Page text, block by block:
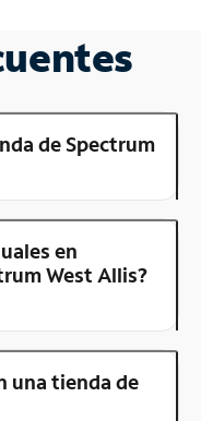
de Spectrum
en
West Allis?
una tienda de